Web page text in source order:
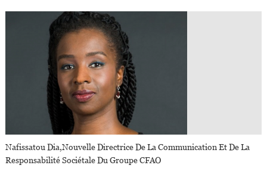
Nafissatou Dia,nouvelle Directrice De La Communication Et De La
Responsabilité Sociétale Du Groupe CFAO